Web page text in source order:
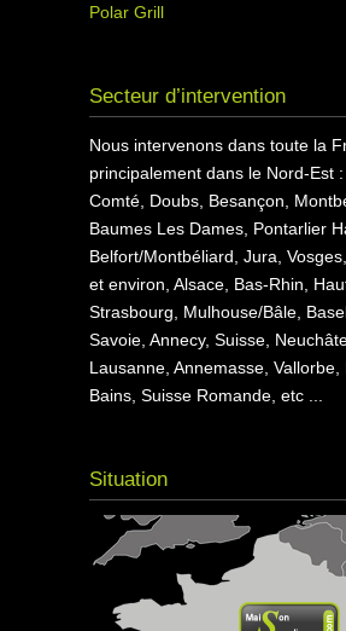
Polar Grill
Secteur d’intervention
Nous intervenons dans toute la
principalement dans le Nord-Est
Comté, Doubs, Besançon,
Baumes Les Dames, Pontarlier
Belfort/Montbéliard, Jura,
et environ, Alsace, Bas-Rhin,
Strasbourg, Mulhouse/Bâle,
Savoie, Annecy, Suisse,
Lausanne, Annemasse, Vallorbe,
Bains, Suisse Romande, etc ...
Situation